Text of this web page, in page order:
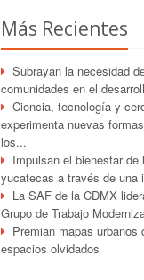
Más Recientes
Subrayan la necesidad
comunidades en el
Ciencia, tecnología y
experimenta nuevas
los...
Impulsan el bienestar de
yucatecas a través de una
La SAF de la CDMX
Grupo de Trabajo
Premian mapas urbanos
espacios olvidados